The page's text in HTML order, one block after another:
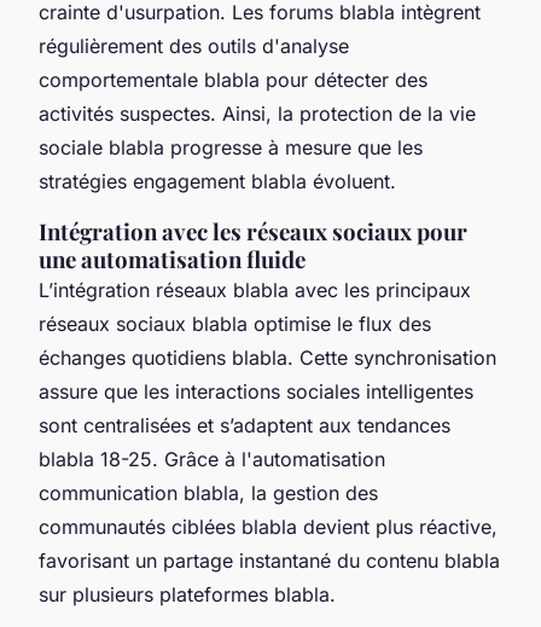
crainte d'usurpation. Les forums blabla intègrent
régulièrement des outils d'analyse
comportementale blabla pour détecter des
activités suspectes. Ainsi, la protection de la vie
sociale blabla progresse à mesure que les
stratégies engagement blabla évoluent.
Intégration avec les réseaux sociaux pour
une automatisation fluide
L’intégration réseaux blabla avec les principaux
réseaux sociaux blabla optimise le flux des
échanges quotidiens blabla. Cette synchronisation
assure que les interactions sociales intelligentes
sont centralisées et s’adaptent aux tendances
blabla 18-25. Grâce à l'automatisation
communication blabla, la gestion des
communautés ciblées blabla devient plus réactive,
favorisant un partage instantané du contenu blabla
sur plusieurs plateformes blabla.